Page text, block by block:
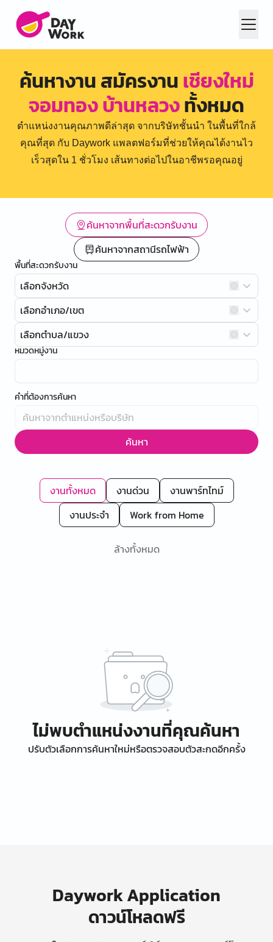
ค้นหางาน สมัครงานเชียงใหม่
จอมทอง บ้านหลวงทั้งหมด
ตำแหน่งงานคุณภาพดีล่าสุด จากบริษัทชั้นนำ ในพื้นที่ใกล้
คุณที่สุด กับ Daywork แพลตฟอร์มที่ช่วยให้คุณได้งานไว
เร็วสุดใน 1 ชั่วโมง เส้นทางต่อไปในอาชีพรอคุณอยู่
ค้นหาจากพื้นที่สะดวกรับงาน
ค้นหาจากสถานีรถไฟฟ้า
พื้นที่สะดวกรับงาน
เลือกจังหวัด
เลือกอำเภอ/เขต
เลือกตำบล/แขวง
หมวดหมู่งาน
คำที่ต้องการค้นหา
ค้นหา
งานทั้งหมด งานด่วน
งานพาร์ทไทม์
งานประจำ
Work from Home
ล้างทั้งหมด
ไม่พบตำแหน่งงานที่คุณค้นหา
ปรับตัวเลือกการค้นหาใหม่หรือตรวจสอบตัวสะกดอีกครั้ง
Daywork Application
ดาวน์โหลดฟรี